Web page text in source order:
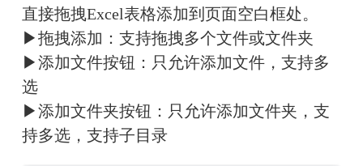
直接拖拽Excel表格添加到页面空白框处。
▶拖拽添加：支持拖拽多个文件或文件夹
▶添加文件按钮：只允许添加文件，支持多
选
▶添加文件夹按钮：只允许添加文件夹，支
持多选，支持子目录